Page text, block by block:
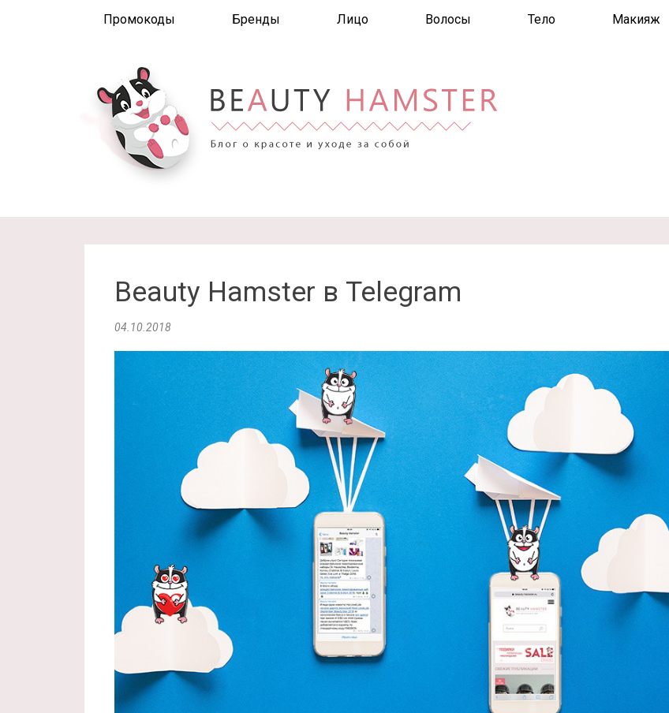
Промокоды Бренды Лицо Волосы Тело Макияж
Beauty Hamster в Telegram
04.10.2018